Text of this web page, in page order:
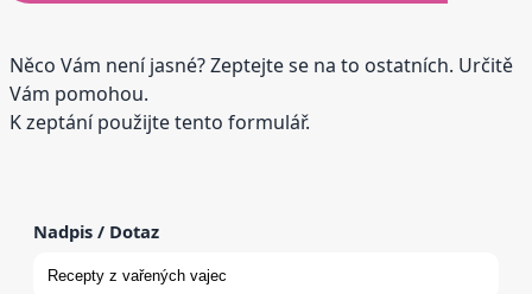
Něco Vám není jasné? Zeptejte se na to ostatních. Určitě
Vám pomohou.
K zeptání použijte tento formulář.
Nadpis / Dotaz